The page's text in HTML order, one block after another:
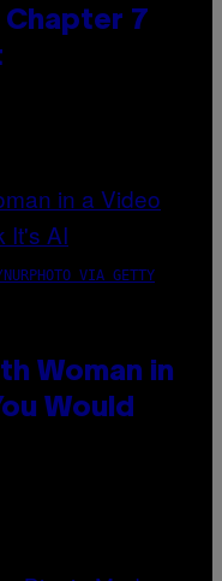
7
VIA GETTY
Woman in
Would